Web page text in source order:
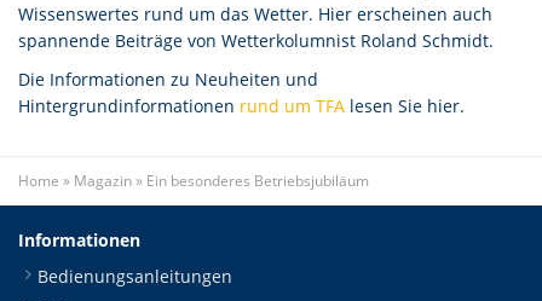
Wissenswertes rund um das Wetter. Hier erscheinen auch
spannende Beiträge von Wetterkolumnist Roland Schmidt.
Die Informationen zu Neuheiten und
Hintergrundinformationen rund um TFA lesen Sie hier.
Home » Magazin» Ein besonderes Betriebsjubiläum
Informationen
Bedienungsanleitungen